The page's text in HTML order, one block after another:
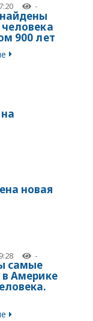
-
900 лет
новая
-
самые
в Америке